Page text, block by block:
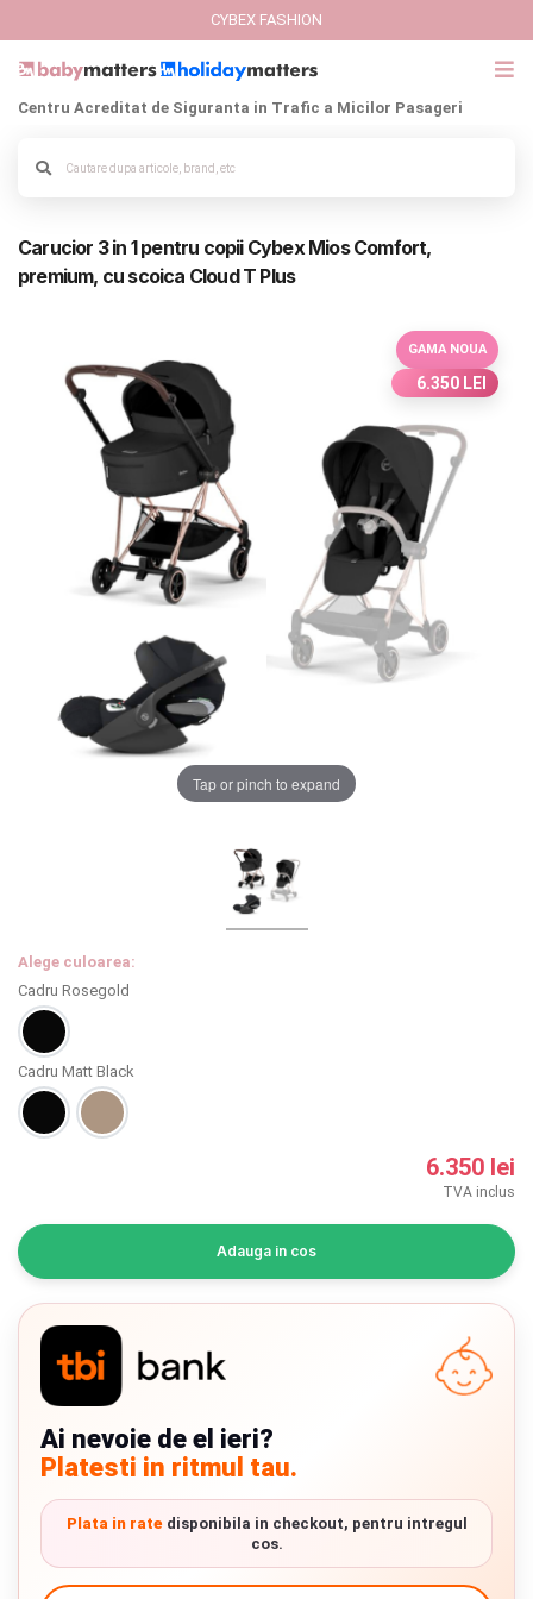
Italbaby Collections
CARUCIOARE COPII
SCAUNE AUTO
SCOICI AUTO
LA PLIMBARE
CAMERA COPILULUI
JUCARII
MARSUPII BEBELUSI
LEAGANE COPII
BALANSOARE COPII
HRANIRE SI DIVERSIFICARE
INGRIJIRE PERSONALA
BAIE SI TOALETA
Informatii companie
Despre noi
Blog
Regulament giveaway
Showroom
Depozit
Q & A
Branduri
CYBEX FASHION
Centru Acreditat de Siguranta in Trafic a Micilor Pasageri
Carucior 3 in 1 pentru copii Cybex Mios Comfort,
premium, cu scoica Cloud T Plus
GAMA NOUA
6.350 LEI
Tap or pinch to expand
Alege culoarea:
Cadru Rosegold
Cadru Matt Black
6.350 lei
TVA inclus
Adauga in cos
Ai nevoie de el ieri?
Platesti in ritmul tau.
Plata in ratedisponibila in checkout, pentru intregul
cos.
Chrome cu detalii negre
Chrome cu detalii negre 3246 lei
Verde cu detalii negre 5646 lei